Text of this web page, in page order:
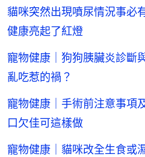
貓咪突然出現噴尿情況事
健康亮起了紅燈
寵物健康｜狗狗胰臟炎診
亂吃惹的禍？
寵物健康｜手術前注意事
口欠佳可這樣做
寵物健康｜貓咪改全生食